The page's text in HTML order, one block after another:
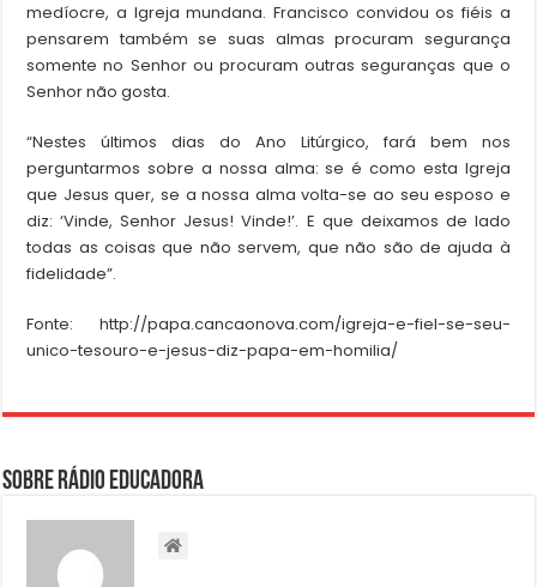
medíocre, a Igreja mundana. Francisco convidou os fiéis a
pensarem também se suas almas procuram segurança
somente no Senhor ou procuram outras seguranças que o
Senhor não gosta.
“Nestes últimos dias do Ano Litúrgico, fará bem nos
perguntarmos sobre a nossa alma: se é como esta Igreja
que Jesus quer, se a nossa alma volta-se ao seu esposo e
diz: ‘Vinde, Senhor Jesus! Vinde!’. E que deixamos de lado
todas as coisas que não servem, que não são de ajuda à
fidelidade”.
Fonte: http://papa.cancaonova.com/igreja-e-fiel-se-seu-
unico-tesouro-e-jesus-diz-papa-em-homilia/
Sobre Rádio Educadora